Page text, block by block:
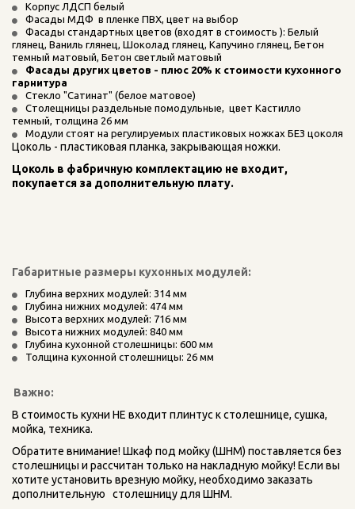
Корпус ЛДСП белый
Фасады МДФ  в пленке ПВХ, цвет на выбор
Фасады стандартных цветов (входят в стоимость ): Белый
глянец, Ваниль глянец, Шоколад глянец, Капучино глянец, Бетон
темный матовый, Бетон светлый матовый
Фасады других цветов - плюс 20% к стоимости кухонного
гарнитура
Стекло "Сатинат" (белое матовое)
Столещницы раздельные помодульные,  цвет Кастилло
темный, толщина 26 мм
Модули стоят на регулируемых пластиковых ножках БЕЗ цоколя
Цоколь - пластиковая планка, закрывающая ножки.
Цоколь в фабричную комплектацию не входит,
покупается за дополнительную плату.
Габаритные размеры кухонных модулей:
Глубина верхних модулей: 314 мм
Глубина нижних модулей: 474 мм
Высота верхних модулей: 716 мм
Высота нижних модулей: 840 мм
Глубина кухонной столешницы: 600 мм
Толщина кухонной столешницы: 26 мм
Важно:
В стоимость кухни НЕ входит плинтус к столешнице, сушка,
мойка, техника.
Обратите внимание! Шкаф под мойку (ШНМ) поставляется без
столешницы и рассчитан только на накладную мойку! Если вы
хотите установить врезную мойку, необходимо заказать
дополнительную   столешницу для ШНМ.